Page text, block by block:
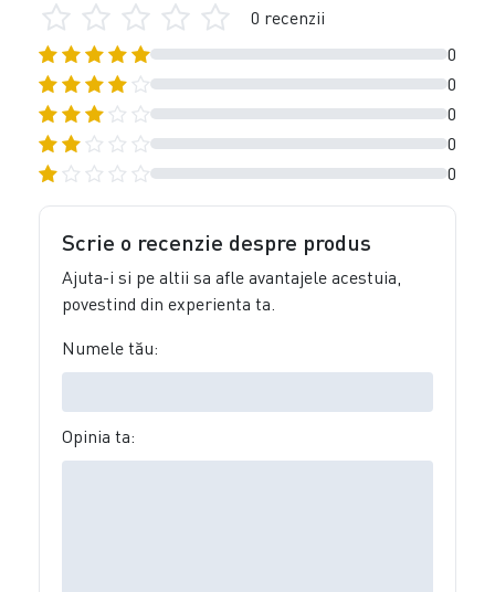
0
0
0
0
0
0 recenzii
Scrie o recenzie despre produs
Ajuta-i si pe altii sa afle avantajele acestuia,
povestind din experienta ta.
Numele tău:
Opinia ta: